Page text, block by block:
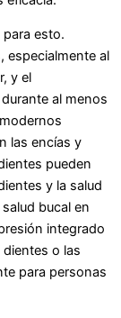
esto.
especialmente al
y el
al menos
las encías y
pueden
y la salud
bucal en
integrado
o las
para personas